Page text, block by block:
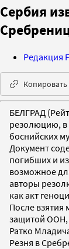
Сербия
Редакция
Копировать
БЕЛГРАД
резолюцию, в
боснийских
Документ
погибших и
возможное
авторы
как акт
После взятия
защитой ООН,
Ратко
Резня в